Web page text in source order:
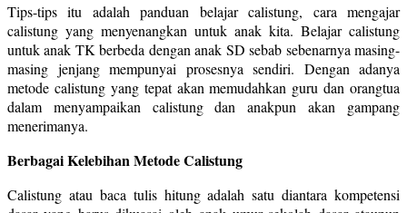
Tips-tips itu adalah panduan belajar calistung, cara mengajar
calistung yang menyenangkan untuk anak kita. Belajar calistung
untuk anak TK berbeda dengan anak SD sebab sebenarnya masing-
masing jenjang mempunyai prosesnya sendiri. Dengan adanya
metode calistung yang tepat akan memudahkan guru dan orangtua
dalam menyampaikan calistung dan anakpun akan gampang
menerimanya.
Berbagai Kelebihan Metode Calistung
Calistung atau baca tulis hitung adalah satu diantara kompetensi